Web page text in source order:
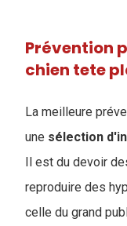
Prévention
chien tete
La meilleure
une sélection
Il est du devoir
reproduire des
celle du grand